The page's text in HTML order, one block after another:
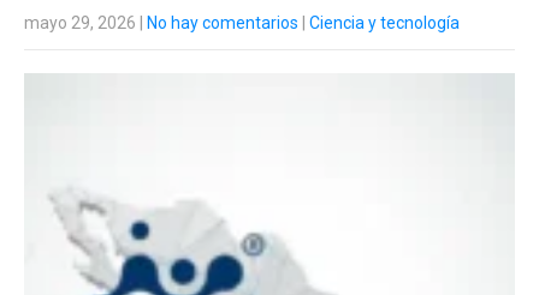
mayo 29, 2026 No hay comentarios Ciencia y tecnología